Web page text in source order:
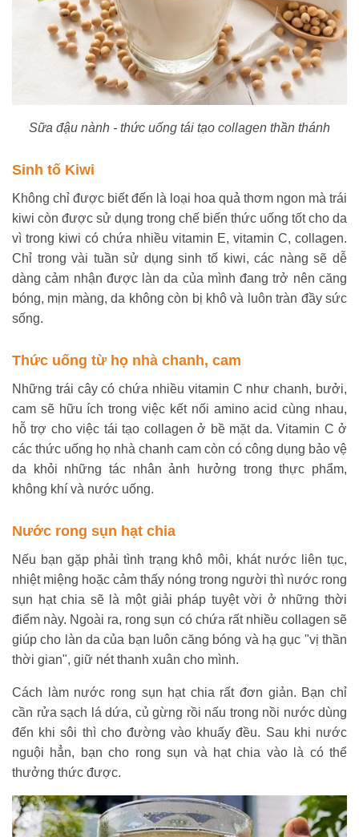
Sữa đậu nành - thức uống tái tạo collagen thần thánh
Sinh tố Kiwi
Không chỉ được biết đến là loại hoa quả thơm ngon mà trái
kiwi còn được sử dụng trong chế biến thức uống tốt cho da
vì trong kiwi có chứa nhiều vitamin E, vitamin C, collagen.
Chỉ trong vài tuần sử dụng sinh tố kiwi, các nàng sẽ dễ
dàng cảm nhận được làn da của mình đang trở nên căng
bóng, mịn màng, da không còn bị khô và luôn tràn đầy sức
sống.
Thức uống từ họ nhà chanh, cam
Những trái cây có chứa nhiều vitamin C như chanh, bưởi,
cam sẽ hữu ích trong việc kết nối amino acid cùng nhau,
hỗ trợ cho việc tái tạo collagen ở bề mặt da. Vitamin C ở
các thức uống họ nhà chanh cam còn có công dụng bảo vệ
da khỏi những tác nhân ảnh hưởng trong thực phẩm,
không khí và nước uống.
Nước rong sụn hạt chia
Nếu bạn gặp phải tình trạng khô môi, khát nước liên tục,
nhiệt miệng hoặc cảm thấy nóng trong người thì nước rong
sụn hạt chia sẽ là một giải pháp tuyệt vời ở những thời
điểm này. Ngoài ra, rong sụn có chứa rất nhiều collagen sẽ
giúp cho làn da của bạn luôn căng bóng và hạ gục "vị thần
thời gian", giữ nét thanh xuân cho mình.
Cách làm nước rong sụn hạt chia rất đơn giản. Bạn chỉ
cần rửa sạch lá dứa, củ gừng rồi nấu trong nồi nước dùng
đến khi sôi thì cho đường vào khuấy đều. Sau khi nước
nguội hẳn, bạn cho rong sụn và hạt chia vào là có thể
thưởng thức được.